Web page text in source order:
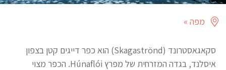
מפה »
סקאגאסטרונד (Skagaströnd) הוא כפר דייגים קטן בצפון
איסלנד, בגדה המזרחית של מפרץ Húnaflói. הכפר מצוי